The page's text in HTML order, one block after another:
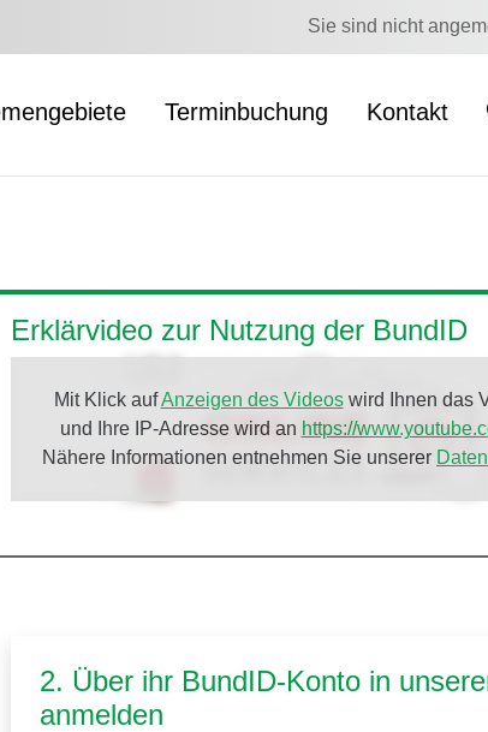
Sie sind nicht
Terminbuchung Kontakt
Erklärvideo zur Nutzung der BundID
Mit Klick aufAnzeigen des Videoswird Ihnen das
und Ihre IP-Adresse wird an https://
Nähere Informationen entnehmen Sie unserer
2. Über ihr BundID-Konto in
anmelden